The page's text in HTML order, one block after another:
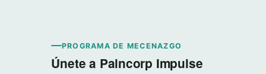
PROGRAMA DE MECENAZGO
Únete a Paincorp Impulse